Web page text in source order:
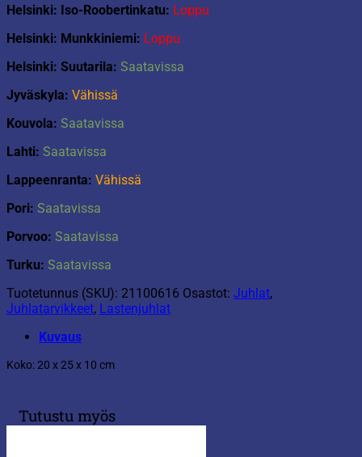
Helsinki: Iso-Roobertinkatu: Loppu
Helsinki: Munkkiniemi: Loppu
Helsinki: Suutarila: Saatavissa
Jyväskyla: Vähissä
Kouvola: Saatavissa
Lahti: Saatavissa
Lappeenranta: Vähissä
Pori: Saatavissa
Porvoo: Saatavissa
Turku: Saatavissa
Tuotetunnus (SKU): 21100616 Osastot: Juhlat,
Juhlatarvikkeet, Lastenjuhlat
Kuvaus
Koko: 20 x 25 x 10 cm
Tutustu myös